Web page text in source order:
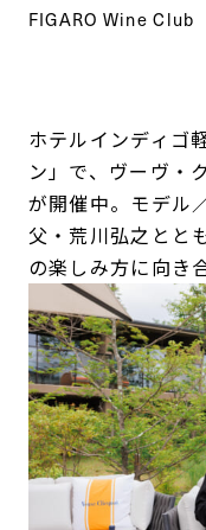
FIGARO Wine Club
ホテルインディゴ
ン」で、ヴーヴ・
が開催中。モデル
父・荒川弘之とと
の楽しみ方に向き